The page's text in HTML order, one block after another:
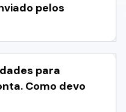
pelos
para
Como devo